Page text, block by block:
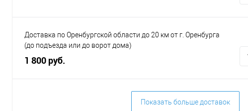
Доставка по Оренбургской области до 20 км от г. Оренбурга
(до подъезда или до ворот дома)
1 800 руб.
Показать больше доставок